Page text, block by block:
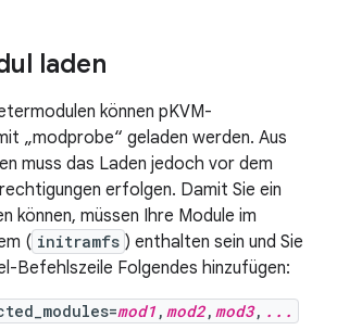
laden
können pKVM-
„modprobe“ geladen werden. Aus
muss das Laden jedoch vor dem
erfolgen. Damit Sie ein
können, müssen Ihre Module im
( initramfs ) enthalten sein und Sie
Befehlszeile Folgendes hinzufügen:
mod1 , mod2, mod3, ...